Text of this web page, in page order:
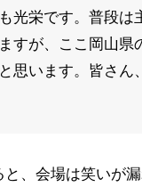
光栄です。普段
すが、ここ岡山
思います。皆さん
、会場は笑いが